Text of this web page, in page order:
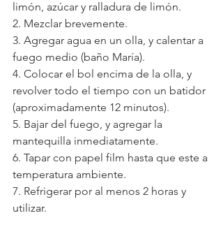
limón, azúcar y ralladura de limón.
2. Mezclar brevemente.
3. Agregar agua en un olla, y calentar a
fuego medio (baño María).
4. Colocar el bol encima de la olla, y
revolver todo el tiempo con un batidor
(aproximadamente 12 minutos).
5. Bajar del fuego, y agregar la
mantequilla inmediatamente.
6. Tapar con papel film hasta que este a
temperatura ambiente.
7. Refrigerar por al menos 2 horas y
utilizar.